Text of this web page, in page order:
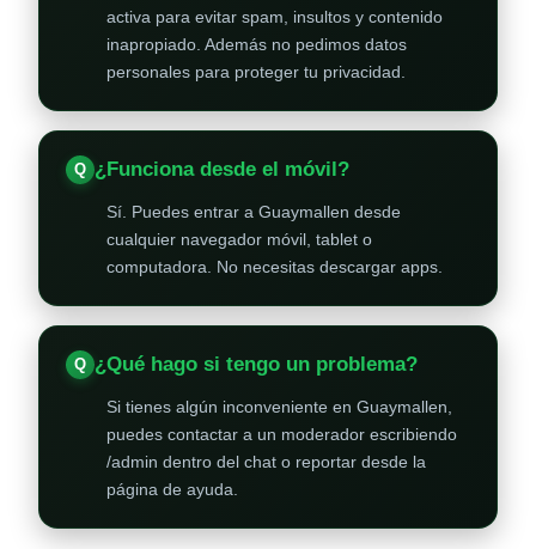
activa para evitar spam, insultos y contenido
inapropiado. Además no pedimos datos
personales para proteger tu privacidad.
¿Funciona desde el móvil?
Sí. Puedes entrar a Guaymallen desde
cualquier navegador móvil, tablet o
computadora. No necesitas descargar apps.
¿Qué hago si tengo un problema?
Si tienes algún inconveniente en Guaymallen,
puedes contactar a un moderador escribiendo
/admin dentro del chat o reportar desde la
página de ayuda.